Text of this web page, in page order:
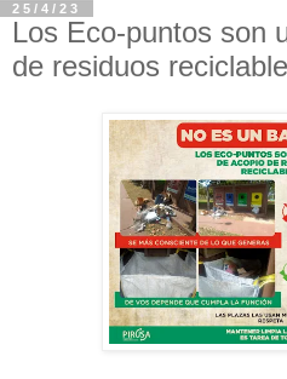
25/4/23
Los Eco-puntos son
de residuos